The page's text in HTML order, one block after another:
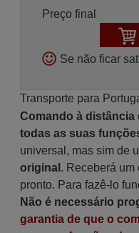
Preço final
Se não ficar
Transporte para
Comando à
todas as suas
universal, mas sim de
original . Receberá um
pronto. Para fazê-lo
Não é necessário
garantia de que o